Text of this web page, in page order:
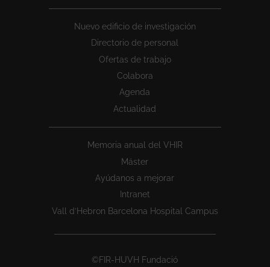
Nuevo edificio de investigación
Directorio de personal
Ofertas de trabajo
Colabora
Agenda
Actualidad
Memoria anual del VHIR
Máster
Ayúdanos a mejorar
Intranet
Vall d’Hebron Barcelona Hospital Campus
©FIR-HUVH Fundació